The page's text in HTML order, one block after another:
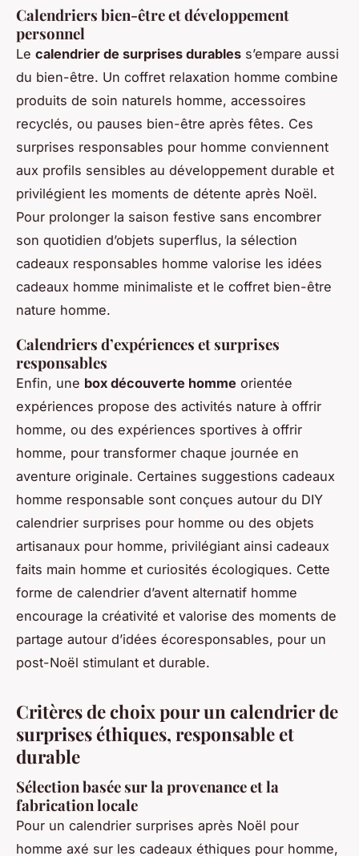
Calendriers bien-être et développement
personnel
Le calendrier de surprises durables s’empare aussi
du bien-être. Un coffret relaxation homme combine
produits de soin naturels homme, accessoires
recyclés, ou pauses bien-être après fêtes. Ces
surprises responsables pour homme conviennent
aux profils sensibles au développement durable et
privilégient les moments de détente après Noël.
Pour prolonger la saison festive sans encombrer
son quotidien d’objets superflus, la sélection
cadeaux responsables homme valorise les idées
cadeaux homme minimaliste et le coffret bien-être
nature homme.
Calendriers d’expériences et surprises
responsables
Enfin, une box découverte homme orientée
expériences propose des activités nature à offrir
homme, ou des expériences sportives à offrir
homme, pour transformer chaque journée en
aventure originale. Certaines suggestions cadeaux
homme responsable sont conçues autour du DIY
calendrier surprises pour homme ou des objets
artisanaux pour homme, privilégiant ainsi cadeaux
faits main homme et curiosités écologiques. Cette
forme de calendrier d’avent alternatif homme
encourage la créativité et valorise des moments de
partage autour d’idées écoresponsables, pour un
post-Noël stimulant et durable.
Critères de choix pour un calendrier de
surprises éthiques, responsable et
durable
Sélection basée sur la provenance et la
fabrication locale
Pour un calendrier surprises après Noël pour
homme axé sur les cadeaux éthiques pour homme,